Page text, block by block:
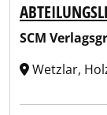
SCM
Wetzlar,